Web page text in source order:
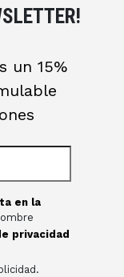
un 15%
en la
privacidad